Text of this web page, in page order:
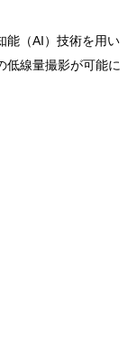
能（AI）技術を用い
線量撮影が可能に